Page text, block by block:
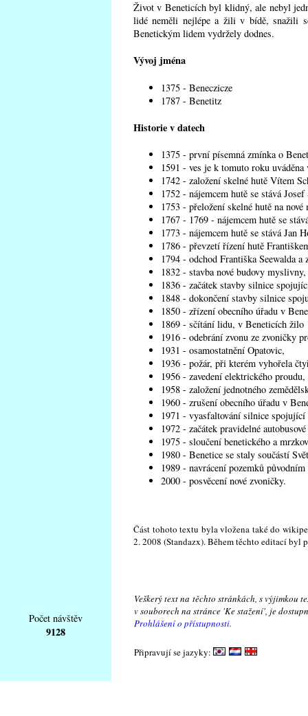
Život v Beneticích byl klidný, ale nebyl
lidé neměli nejlépe a žili v bídě, snažili
Benetickým lidem vydržely dodnes.
Vývoj jména
1375 - Beneczicze
1787 - Benetitz
Historie v datech
1375 - první písemná zmínka o
1591 - ves je k tomuto roku
1742 - založení skelné hutě Vítem
1752 - nájemcem hutě se stává
1753 - přeložení skelné hutě na nové
1767 - 1769 - nájemcem hutě se
1773 - nájemcem hutě se stává Jan
1786 - převzetí řízení hutě
1794 - odchod Františka Seewalda a
1832 - stavba nové budovy myslivny,
1836 - začátek stavby silnice
1848 - dokončení stavby silnice
1850 - zřízení obecního úřadu v
1869 - sčítání lidu, v Beneticích žilo
1916 - odebrání zvonu ze zvoničky
1931 - osamostatnění Opatovic,
1936 - požár, při kterém vyhořela
1956 - zavedení elektrického proudu,
1958 - založení jednotného
1960 - zrušení obecního úřadu v
1971 - vyasfaltování silnice spojující
1972 - začátek pravidelné
1975 - sloučení benetického a
1980 - Benetice se staly součástí
1989 - navrácení pozemků
2000 - posvěcení nové zvoničky.
Část tohoto textu byla vložena také do
2. 2008 (Standazx). Během těchto editací byl
Počet návštěv
9128
Veškerý text na těchto stránkách, s výjimkou
v souborech na stránce 'Ke stažení', je
Prohlášení o přístupnosti.
Připravují se jazyky: